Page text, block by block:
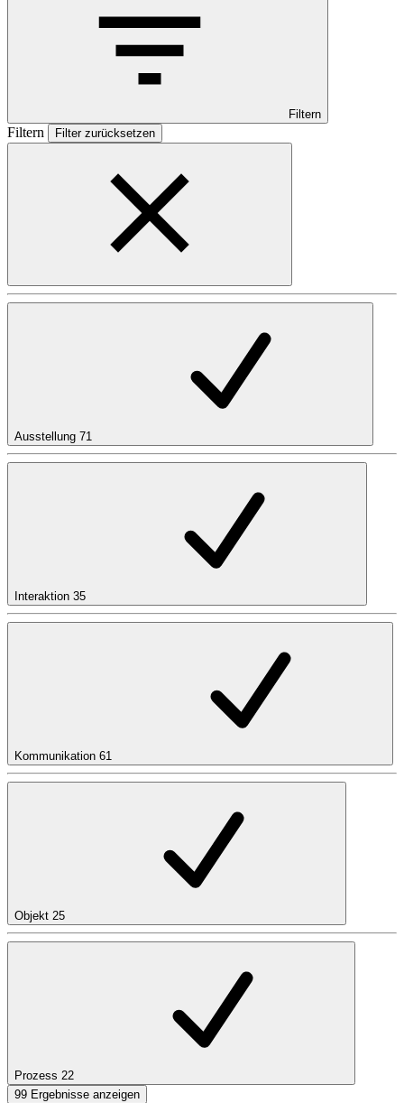
Filtern
Filtern Filter zurücksetzen
Ausstellung 71
Interaktion 35
Kommunikation 61
Objekt 25
Prozess 22
99 Ergebnisse anzeigen